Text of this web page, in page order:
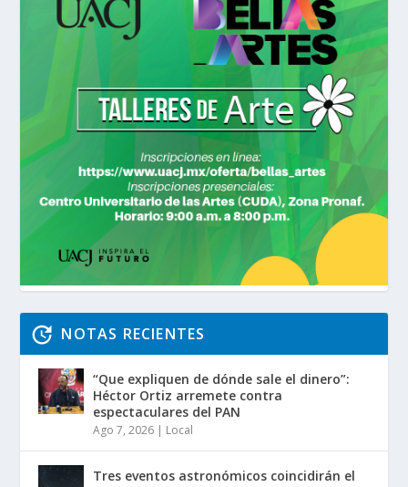
NOTAS RECIENTES
“Que expliquen de dónde sale el dinero”:
Héctor Ortiz arremete contra
espectaculares del PAN
Ago 7, 2026 | Local
Tres eventos astronómicos coincidirán el